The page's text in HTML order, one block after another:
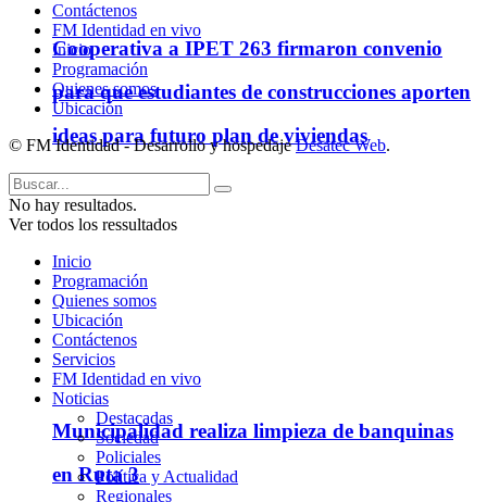
Cooperativa a IPET 263 firmaron convenio
para que estudiantes de construcciones aporten
ideas para futuro plan de viviendas
Municipalidad realiza limpieza de banquinas
en Ruta 3
Contáctenos
FM Identidad en vivo
Inicio
Programación
Quienes somos
Ubicación
© FM Identidad - Desarrollo y hospedajeDesatec Web.
No hay resultados.
Ver todos los ressultados
Inicio
Programación
Quienes somos
Ubicación
Contáctenos
Servicios
FM Identidad en vivo
Noticias
Destacadas
Sociedad
Policiales
Política y Actualidad
Regionales